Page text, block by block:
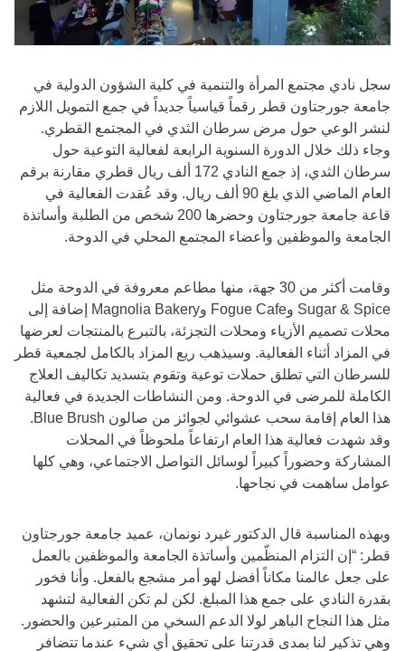
سجل نادي مجتمع المرأة والتنمية في كلية الشؤون الدولية في
جامعة جورجتاون قطر رقماً قياسياً جديداً في جمع التمويل اللازم
لنشر الوعي حول مرض سرطان الثدي في المجتمع القطري.
وجاء ذلك خلال الدورة السنوية الرابعة لفعالية التوعية حول
سرطان الثدي، إذ جمع النادي 172 ألف ريال قطري مقارنة برقم
العام الماضي الذي بلغ 90 ألف ريال. وقد عُقدت الفعالية في
قاعة جامعة جورجتاون وحضرها 200 شخص من الطلبة وأساتذة
الجامعة والموظفين وأعضاء المجتمع المحلي في الدوحة.
وقامت أكثر من 30 جهة، منها مطاعم معروفة في الدوحة مثل
Sugar & Spice وFogue Cafe وMagnolia Bakery إضافة إلى
محلات تصميم الأزياء ومحلات التجزئة، بالتبرع بالمنتجات لعرضها
في المزاد أثناء الفعالية. وسيذهب ريع المزاد بالكامل لجمعية قطر
للسرطان التي تطلق حملات توعية وتقوم بتسديد تكاليف العلاج
الكاملة للمرضى في الدوحة. ومن النشاطات الجديدة في فعالية
هذا العام إقامة سحب عشوائي لجوائز من صالون Blue Brush.
وقد شهدت فعالية هذا العام ارتفاعاً ملحوظاً في المحلات
المشاركة وحضوراً كبيراً لوسائل التواصل الاجتماعي، وهي كلها
عوامل ساهمت في نجاحها.
وبهذه المناسبة قال الدكتور غيرد نونمان، عميد جامعة جورجتاون
قطر: “إن التزام المنظّمين وأساتذة الجامعة والموظفين بالعمل
على جعل عالمنا مكاناً أفضل لهو أمر مشجع بالفعل. وأنا فخور
بقدرة النادي على جمع هذا المبلغ. لكن لم تكن الفعالية لتشهد
مثل هذا النجاح الباهر لولا الدعم السخي من المتبرعين والحضور.
وهي تذكير لنا بمدى قدرتنا على تحقيق أي شيء عندما تتضافر